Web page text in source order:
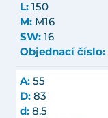
L: 150
M: M16
SW: 16
Objednací číslo:
A: 55
D: 83
d: 8.5